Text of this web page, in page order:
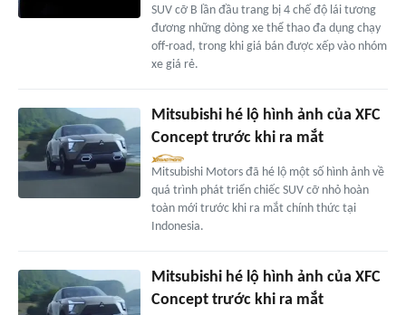
SUV cỡ B lần đầu trang bị 4 chế độ lái tương
đương những dòng xe thể thao đa dụng chạy
off-road, trong khi giá bán được xếp vào nhóm
xe giá rẻ.
Mitsubishi hé lộ hình ảnh của XFC
Concept trước khi ra mắt
Mitsubishi Motors đã hé lộ một số hình ảnh về
quá trình phát triển chiếc SUV cỡ nhỏ hoàn
toàn mới trước khi ra mắt chính thức tại
Indonesia.
Mitsubishi hé lộ hình ảnh của XFC
Concept trước khi ra mắt